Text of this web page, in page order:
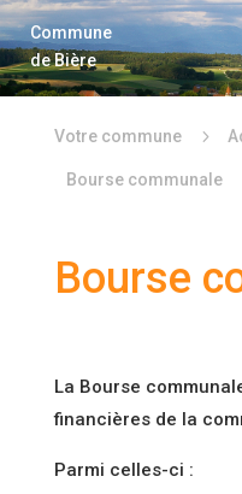
Vie
Vie
Vie
Commune
de Bière
Votre commune 5
Bourse communale
Bourse
La Bourse
financières de la
Parmi celles-ci :